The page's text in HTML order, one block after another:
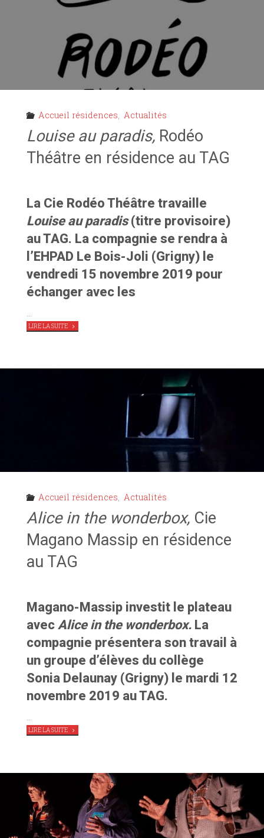
RÉSIDENCE
Accueil résidences, Actualités
Louise au paradis,Rodéo
Théâtre en résidence au TAG
La Cie Rodéo Théâtre travaille
Louise au paradis(titre provisoire)
au TAG. La compagnie se rendra à
l’EHPAD Le Bois-Joli (Grigny) le
vendredi 15 novembre 2019 pour
échanger avec les
LIRE LA SUITE"
LOUISE
AU
RÉSIDENCE
Accueil résidences, Actualités
Alice in the wonderbox,Cie
Magano Massip en résidence
au TAG
Magano-Massip investit le plateau
avec Alice in the wonderbox.La
compagnie présentera son travail à
un groupe d’élèves du collège
Sonia Delaunay (Grigny) le mardi 12
novembre 2019 au TAG.
…
LIRE LA SUITE" ALICE
IN
MASSIP
RÉSIDENCE